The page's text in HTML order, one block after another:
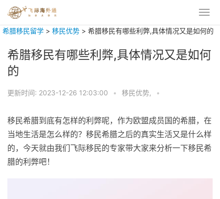
希腊移民留学 > 移民优势 > 希腊移民有哪些利弊,具体情况又是如何的
希腊移民有哪些利弊,具体情况又是如何
的
更新时间: 2023-12-26 12:03:00 • 移民优势, •
移民希腊到底有怎样的利弊呢，作为欧盟成员国的希腊，在
当地生活是怎么样的？移民希腊之后的真实生活又是什么样
的，今天就由我们飞际移民的专家带大家来分析一下移民希
腊的利弊吧！